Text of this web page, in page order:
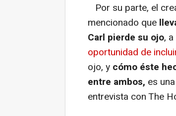
Por su parte, el
mencionado que
Carl pierde su ojo,
oportunidad de
ojo, y cómo éste
entre ambos, es
entrevista con The